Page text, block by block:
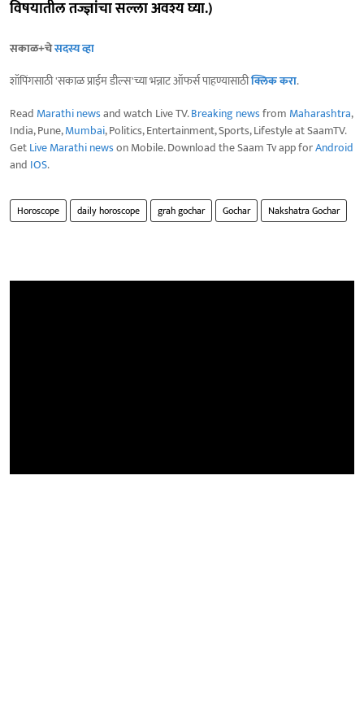
विषयातील तज्ज्ञांचा सल्ला अवश्य घ्या.)
सकाळ+चेसदस्य व्हा
शॉपिंगसाठी 'सकाळ प्राईम डील्स'च्या भन्नाट ऑफर्स पाहण्यासाठीक्लिक करा.
Read Marathi newsand watch Live TV.Breaking newsfrom Maharashtra,
India, Pune,Mumbai, Politics, Entertainment, Sports, Lifestyle at SaamTV.
GetLive Marathi newson Mobile. Download the Saam Tv app forAndroid
and IOS.
Horoscope daily horoscope grah gochar Gochar Nakshatra Gochar